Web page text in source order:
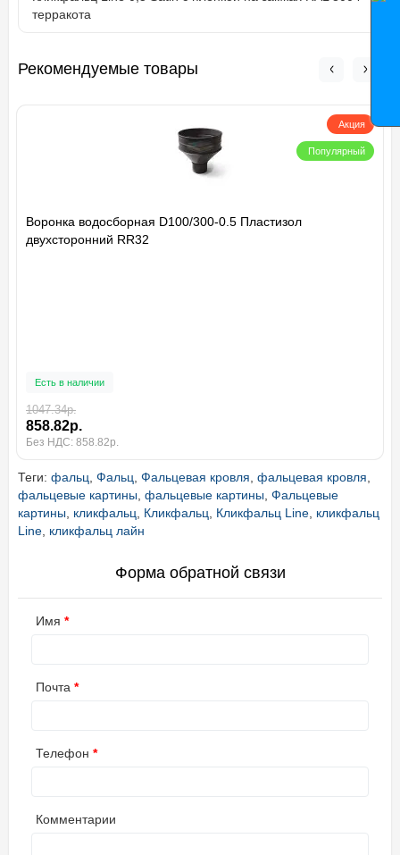
терракота
Рекомендуемые товары
Акция
Популярный
Воронка водосборная D100/300-0.5 Пластизол
двухсторонний RR32
Есть в наличии
1047.34р.
858.82р.
Без НДС: 858.82р.
Теги: фальц, Фальц, Фальцевая кровля, фальцевая кровля,
фальцевые картины, фальцевые картины, Фальцевые
картины, кликфальц, Кликфальц, Кликфальц Line, кликфальц
Line, кликфальц лайн
Форма обратной связи
Имя
Почта
Телефон
Комментарии